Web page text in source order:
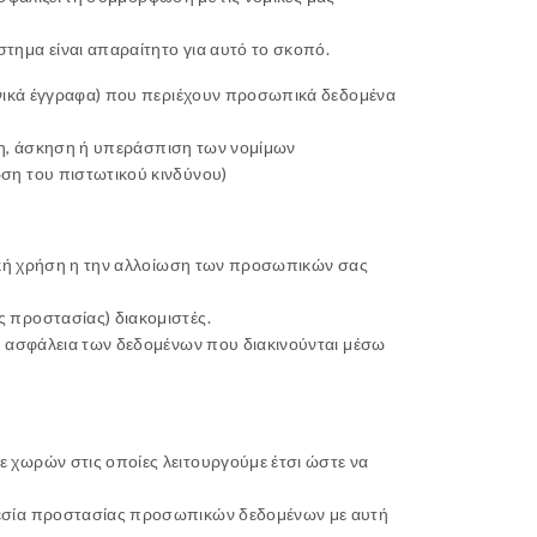
είναι απαραίτητο για αυτό το σκοπό.
έγγραφα) που περιέχουν προσωπικά δεδομένα
άσκηση ή υπεράσπιση των νομίμων
του πιστωτικού κινδύνου)
χρήση η την αλλοίωση των προσωπικών σας
διακομιστές.
των δεδομένων που διακινούνται μέσω
στις οποίες λειτουργούμε έτσι ώστε να
προστασίας προσωπικών δεδομένων με αυτή